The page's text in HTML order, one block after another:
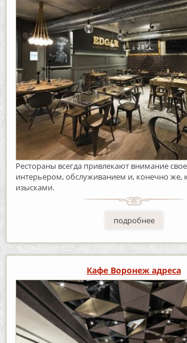
Рестораны всегда привлекают внимание
интерьером, обслуживанием и, конечно же,
изысками.
подробнее
Кафе Воронеж адреса